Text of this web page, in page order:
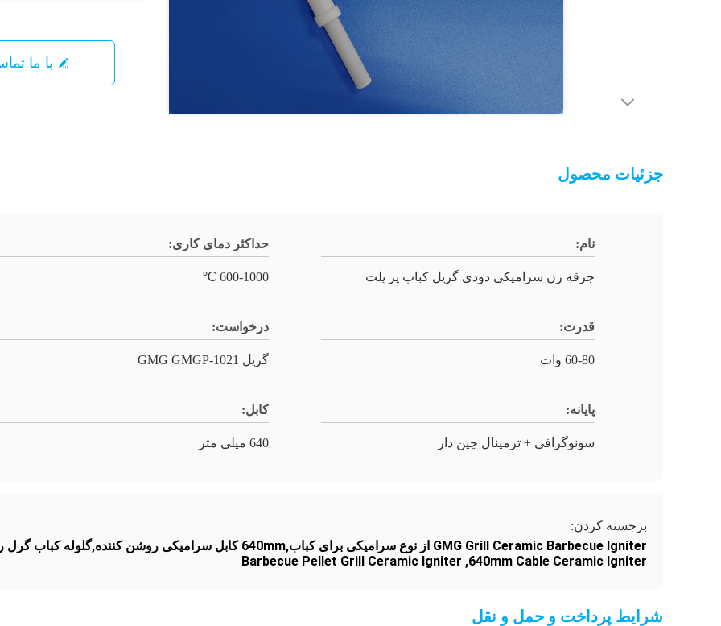
با ما
جزئیات محصول
نام:
جرقه زن سرامیکی دودی گریل کباب پز پلت
حداکثر دمای کاری:
600-1000 ℃
قدرت:
60-80 وات
درخواست:
گریل GMG GMGP-1021
پایانه:
سونوگرافی + ترمینال چین دار
کابل:
640 میلی متر
برجسته کردن:
GMG Grill Ceramic Barbecue Igniter از نوع سرامیکی برای کباب,640mm کابل سرامیکی روشن کننده,گلوله کباب گرل روشن کننده سرامیکی
640mm Cable Ceramic Igniter
,
Barbecue Pellet Grill Ceramic Igniter
شرایط پرداخت و حمل و نقل